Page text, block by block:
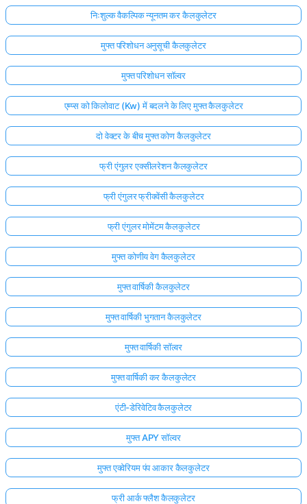
निःशुल्क वैकल्पिक न्यूनतम कर कैलकुलेटर
मुफ्त परिशोधन अनुसूची कैलकुलेटर
मुफ्त परिशोधन सॉल्वर
एम्प्स को किलोवाट (Kw) में बदलने के लिए मुफ्त कैलकुलेटर
दो वेक्टर के बीच मुफ्त कोण कैलकुलेटर
फ्री एंगुलर एक्सीलरेशन कैलकुलेटर
फ्री एंगुलर फ्रीक्वेंसी कैलकुलेटर
फ्री एंगुलर मोमेंटम कैलकुलेटर
मुफ्त कोणीय वेग कैलकुलेटर
मुफ्त वार्षिकी कैलकुलेटर
मुफ्त वार्षिकी भुगतान कैलकुलेटर
मुफ्त वार्षिकी सॉल्वर
मुफ्त वार्षिकी कर कैलकुलेटर
एंटी-डेरिवेटिव कैलकुलेटर
मुफ्त APY सॉल्वर
मुफ्त एक्वेरियम पंप आकार कैलकुलेटर
फ्री आर्क फ्लैश कैलकुलेटर